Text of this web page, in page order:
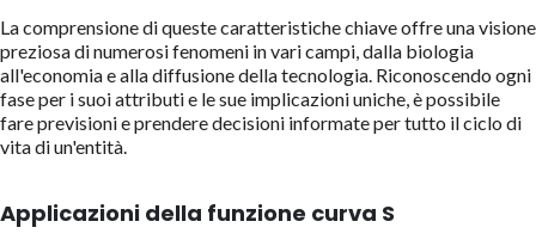
La comprensione di queste caratteristiche chiave offre una visione
preziosa di numerosi fenomeni in vari campi, dalla biologia
all'economia e alla diffusione della tecnologia. Riconoscendo ogni
fase per i suoi attributi e le sue implicazioni uniche, è possibile
fare previsioni e prendere decisioni informate per tutto il ciclo di
vita di un'entità.
Applicazioni della funzione curva S